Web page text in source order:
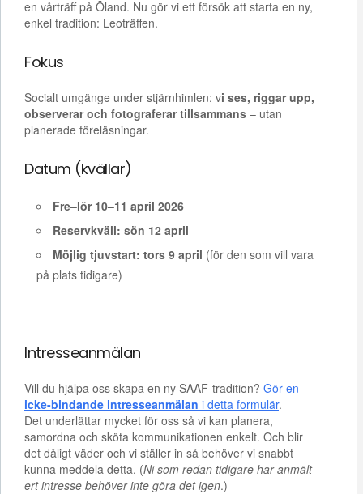
en vårträff på Öland. Nu gör vi ett försök att starta en ny,
enkel tradition: Leoträffen.
Fokus
Socialt umgänge under stjärnhimlen: vi ses, riggar upp,
observerar och fotograferar tillsammans – utan
planerade föreläsningar.
Datum (kvällar)
Fre–lör 10–11 april 2026
Reservkväll: sön 12 april
Möjlig tjuvstart: tors 9 april (för den som vill vara
på plats tidigare)
Intresseanmälan
Vill du hjälpa oss skapa en ny SAAF-tradition? Gör en
icke-bindande intresseanmälan i detta formulär.
Det underlättar mycket för oss så vi kan planera,
samordna och sköta kommunikationen enkelt. Och blir
det dåligt väder och vi ställer in så behöver vi snabbt
kunna meddela detta. (Ni som redan tidigare har anmält
ert intresse behöver inte göra det igen.)